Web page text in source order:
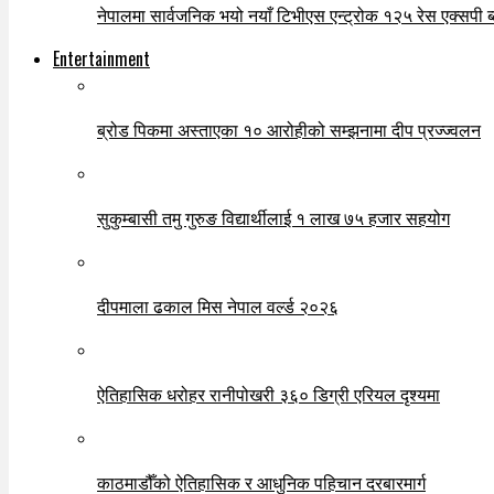
नेपालमा सार्वजनिक भयो नयाँ टिभीएस एन्ट्रोक १२५ रेस एक्सपी
Entertainment
ब्रोड पिकमा अस्ताएका १० आरोहीको सम्झनामा दीप प्रज्ज्वलन
सुकुम्बासी तमु गुरुङ विद्यार्थीलाई १ लाख ७५ हजार सहयोग
दीपमाला ढकाल मिस नेपाल वर्ल्ड २०२६
ऐतिहासिक धरोहर रानीपोखरी ३६० डिग्री एरियल दृश्यमा
काठमाडौँको ऐतिहासिक र आधुनिक पहिचान दरबारमार्ग